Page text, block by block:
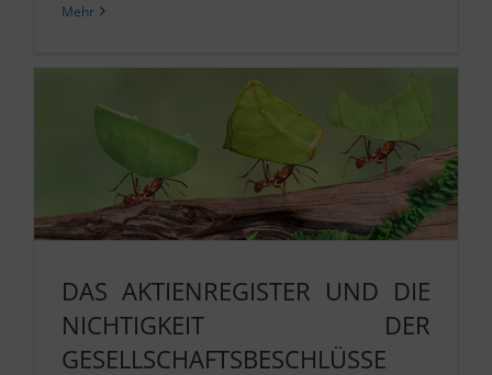
Mehr
DAS AKTIENREGISTER UND DIE
NICHTIGKEIT DER
GESELLSCHAFTSBESCHLÜSSE